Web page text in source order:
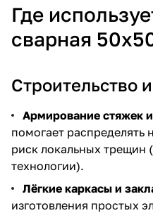
Где
сварная
Строительство
Армирование стяжек
помогает
риск локальных трещин
технологии).
Лёгкие каркасы и
изготовления простых